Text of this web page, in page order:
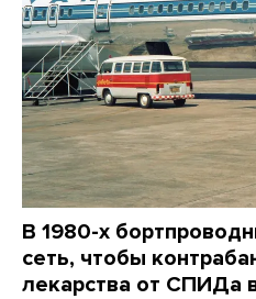
В 1980-х
сеть, чтобы
лекарства от СПИДа